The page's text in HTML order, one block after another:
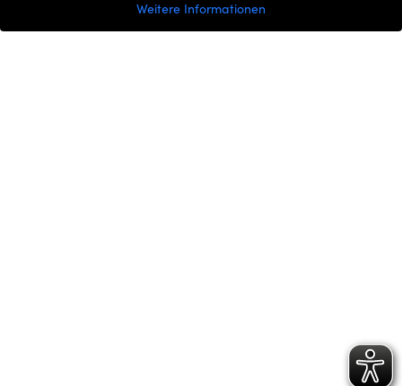
Weitere Informationen